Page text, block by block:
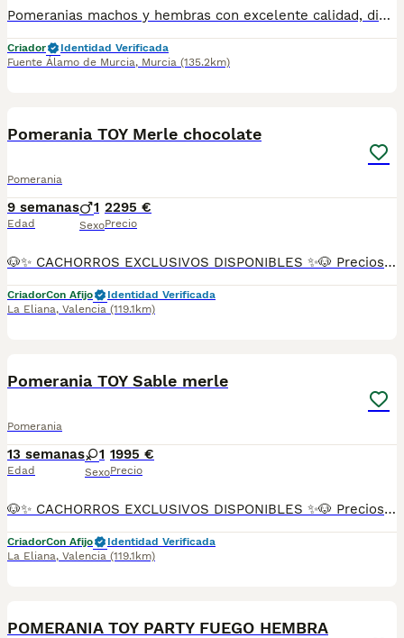
Pomeranias machos y hembras con excelente calidad, distintos colores. Se entregan vacunados y desparasitados con su cartilla sanitaria.
Criador
Identidad Verificada
Fuente Álamo de Murcia, Murcia (135.2km)
Pomerania TOY Merle chocolate
Pomerania
9 semanas
Edad
1
Sexo
2295 €
Precio
🐶✨ CACHORROS EXCLUSIVOS DISPONIBLES ✨🐶 Preciosos cachorros criados en ambiente familiar, rodeados de amor y cuidados desde el primer día ❤️ Totalmente socializados, cariñosos y acostumbrados al contacto con personas. 📦 Se entregan con todas las garantías: ✔️ Cartilla sanitaria ✔️ Vacunación al día 💉 ✔️ Desparasitación completa ✅ ✔️ Garantía vírica 😷 ✔️ Garantía congénita 👌 ✔️ Contrato de entrega ✍️ 📸 Síguenos en Instagram: @fincapaunais para ver fotos y vídeos reales ⚠️ Disponibilidad limitada ⚠️ Se reservan rápido. 📲 Contacto directo por WhatsApp: 671 454 202 Solo personas responsables
CriadorCon Afijo
Identidad Verificada
La Eliana, Valencia (119.1km)
Pomerania TOY Sable merle
Pomerania
13 semanas
Edad
1
Sexo
1995 €
Precio
🐶✨ CACHORROS EXCLUSIVOS DISPONIBLES ✨🐶 Preciosos cachorros criados en ambiente familiar, rodeados de amor y cuidados desde el primer día ❤️ Totalmente socializados, cariñosos y acostumbrados al contacto con personas. 📦 Se entregan con todas las garantías: ✔️ Cartilla sanitaria ✔️ Vacunación al día 💉 ✔️ Desparasitación completa ✅ ✔️ Garantía vírica 😷 ✔️ Garantía congénita 👌 ✔️ Contrato de entrega ✍️ 📸 Síguenos en Instagram: @fincapaunais para ver fotos y vídeos reales ⚠️ Disponibilidad limitada ⚠️ Se reservan rápido. 📲 Contacto directo por WhatsApp: 671 454 202 Solo personas responsables
CriadorCon Afijo
Identidad Verificada
La Eliana, Valencia (119.1km)
POMERANIA TOY PARTY FUEGO HEMBRA